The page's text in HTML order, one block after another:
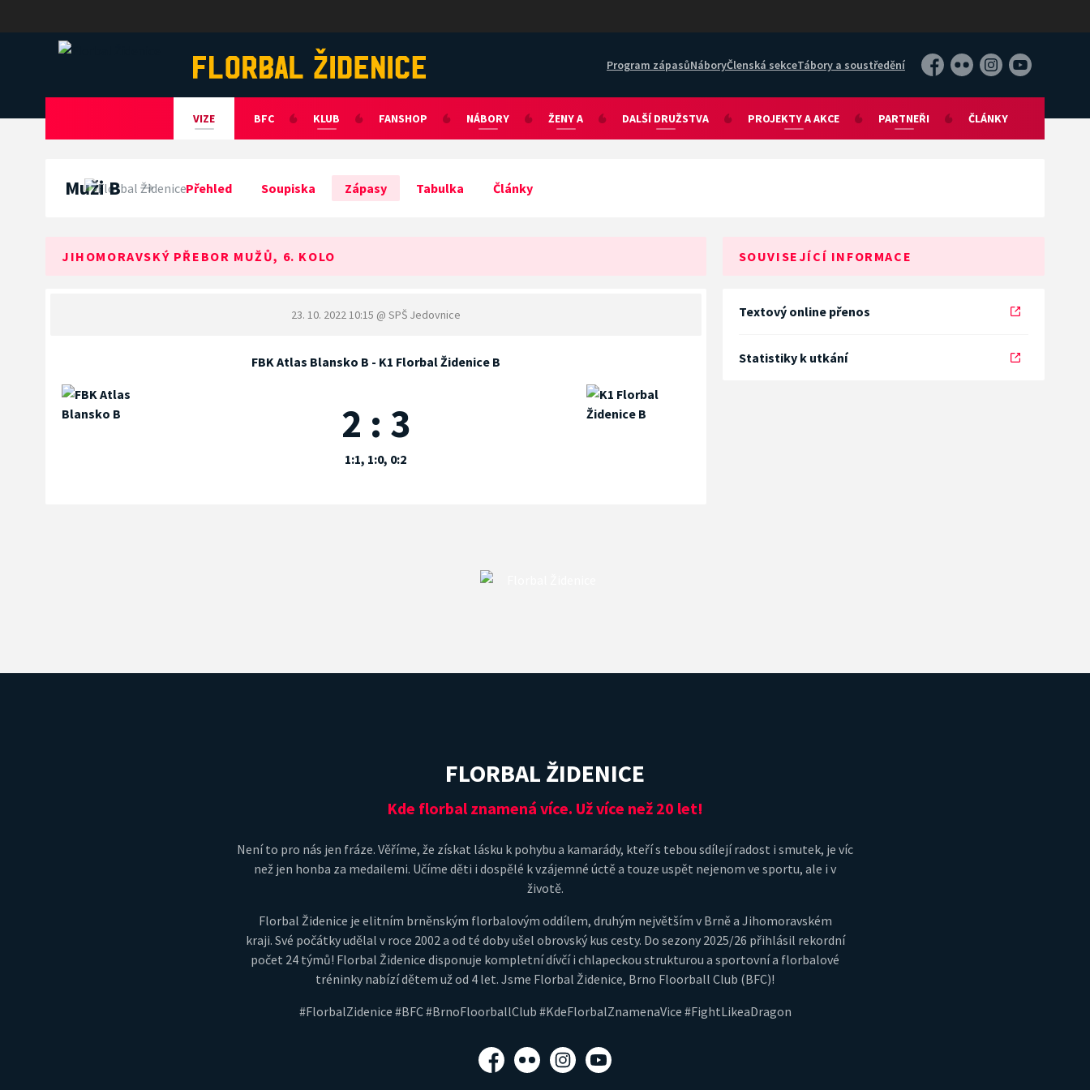
Program zápasůNáboryČlenská sekceTábory a soustředění Facebook
Flickr Instagram
YouTube
VIZE BFC KLUB FANSHOP NÁBORY ŽENY A DALŠÍ DRUŽSTVA PROJEKTY A AKCE PARTNEŘI ČLÁNKY
Muži B Přehled Soupiska Zápasy Tabulka Články
JIHOMORAVSKÝ PŘEBOR MUŽŮ, 6. KOLO
23. 10. 2022 10:15 @ SPŠ Jedovnice
FBK Atlas Blansko B - K1 Florbal Židenice B
2 : 3
1:1, 1:0, 0:2
SOUVISEJÍCÍ INFORMACE
Textový online přenos
Statistiky k utkání
FLORBAL ŽIDENICE
Kde florbal znamená více. Už více než 20 let!
Není to pro nás jen fráze. Věříme, že získat lásku k pohybu a kamarády, kteří s tebou sdílejí radost i smutek, je víc
než jen honba za medailemi. Učíme děti i dospělé k vzájemné úctě a touze uspět nejenom ve sportu, ale i v
životě.
Florbal Židenice je elitním brněnským florbalovým oddílem, druhým největším v Brně a Jihomoravském
kraji. Své počátky udělal v roce 2002 a od té doby ušel obrovský kus cesty. Do sezony 2025/26 přihlásil rekordní
počet 24 týmů! Florbal Židenice disponuje kompletní dívčí i chlapeckou strukturou a sportovní a florbalové
tréninky nabízí dětem už od 4 let. Jsme Florbal Židenice, Brno Floorball Club (BFC)!
#FlorbalZidenice #BFC #BrnoFloorballClub #KdeFlorbalZnamenaVice #FightLikeaDragon
Facebook
Flickr Instagram
YouTube